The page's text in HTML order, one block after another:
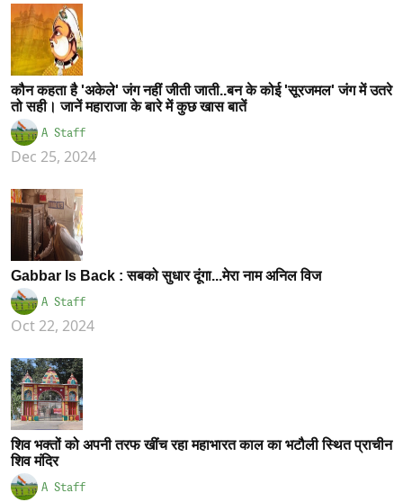
कौन कहता है 'अकेले' जंग नहीं जीती जाती..बन के कोई 'सूरजमल' जंग में उतरे
तो सही। जानें महाराजा के बारे में कुछ खास बातें
A Staff
Dec 25, 2024
Gabbar Is Back : सबको सुधार दूंगा...मेरा नाम अनिल विज
A Staff
Oct 22, 2024
शिव भक्तों को अपनी तरफ खींच रहा महाभारत काल का भटौली स्थित प्राचीन
शिव मंदिर
A Staff